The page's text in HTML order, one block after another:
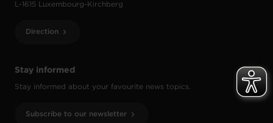
Stay informed
Stay informed about your favourite news topics.
Subscribe to our newsletter
L-1615 Luxembourg-Kirchberg
Direction